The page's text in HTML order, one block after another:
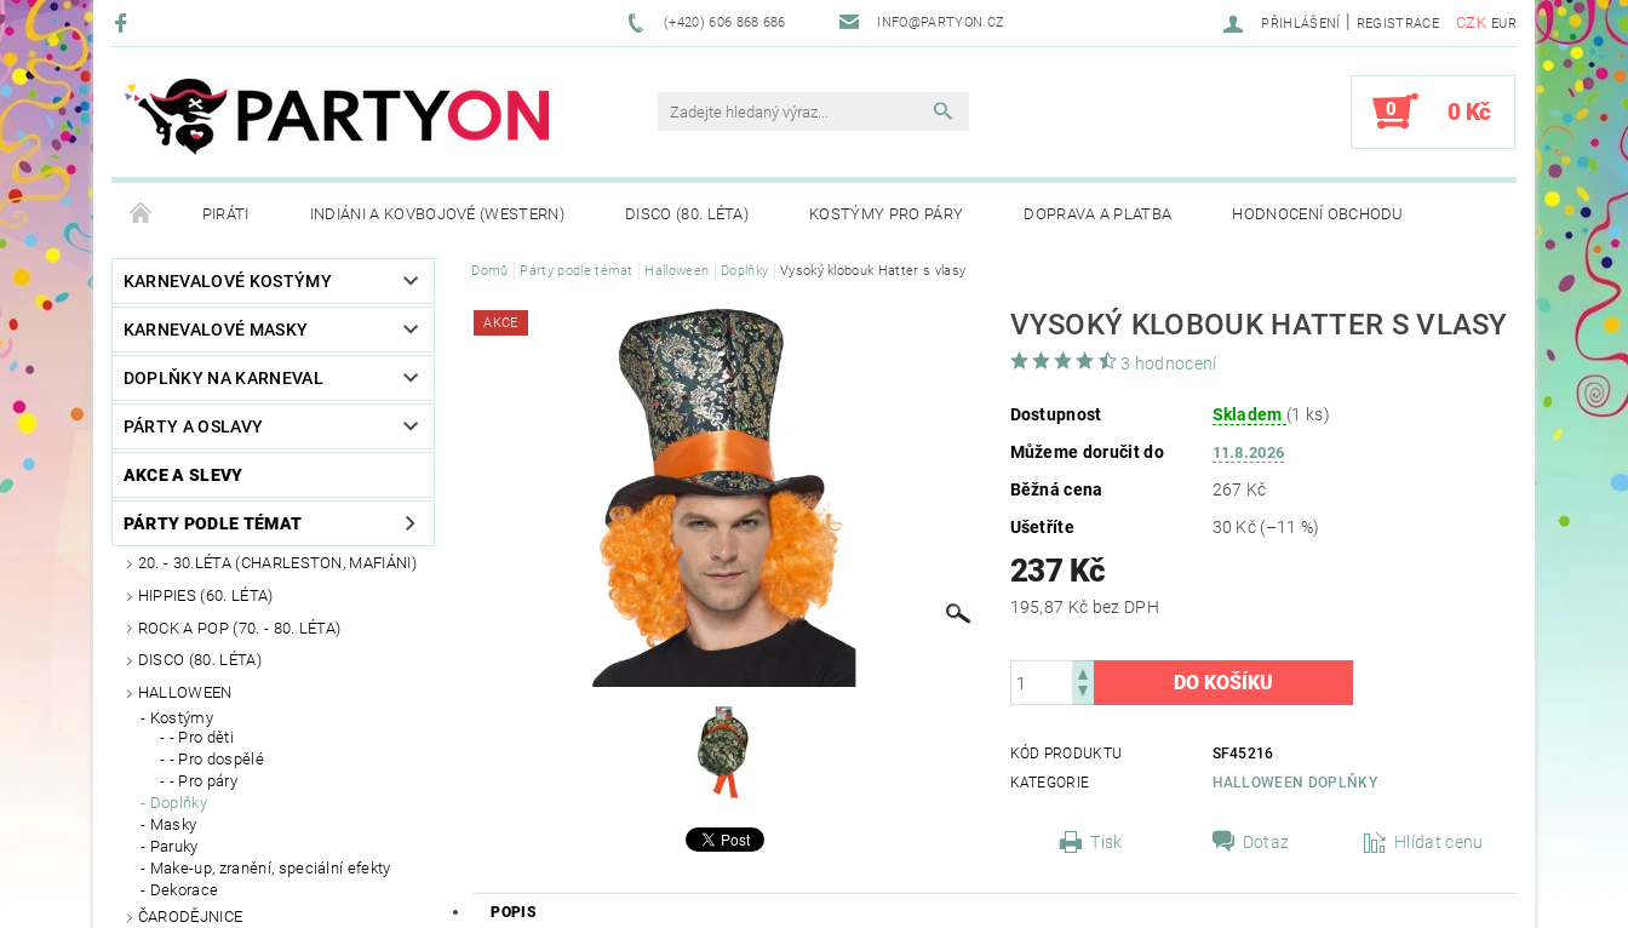
(+420) 606 868 686 INFO@PARTYON.CZ CZK EUR
PŘIHLÁŠENÍ | REGISTRACE
0 0 Kč
PIRÁTI INDIÁNI A KOVBOJOVÉ (WESTERN) DISCO (80. LÉTA) KOSTÝMY PRO PÁRY DOPRAVA A PLATBA HODNOCENÍ OBCHODU
KONTAKTY OBCHODNÍ PODMÍNKY VRÁCENÍ ZBOŽÍ REKLAMACE
KARNEVALOVÉ KOSTÝMY
KARNEVALOVÉ MASKY
DOPLŇKY NA KARNEVAL
PÁRTY A OSLAVY
AKCE A SLEVY
PÁRTY PODLE TÉMAT
20. - 30.LÉTA (CHARLESTON, MAFIÁNI)
HIPPIES (60. LÉTA)
ROCK A POP (70. - 80. LÉTA)
DISCO (80. LÉTA)
HALLOWEEN
Kostýmy
- Pro děti
- Pro dospělé
- Pro páry
Doplňky
Masky
Paruky
Make-up, zranění, speciální efekty
Dekorace
ČARODĚJNICE
Domů Párty podle témat Halloween Doplňky Vysoký klobouk Hatter s vlasy
AKCE VYSOKÝ KLOBOUK HATTER S VLASY
3 hodnocení
Dostupnost Skladem (1 ks)
Můžeme doručit do
11.8.2026
Běžná cena
267 Kč
Ušetříte
30 Kč (–11 %)
237 Kč
195,87 Kč bez DPH
KÓD PRODUKTU
SF45216
KATEGORIE
HALLOWEEN DOPLŇKY
Tisk Dotaz Hlídat cenu
POPIS